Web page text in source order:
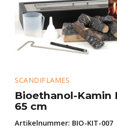
SCANDIFLAMES
Bioethanol-Kamin
65 cm
Artikelnummer: BIO-KIT-007